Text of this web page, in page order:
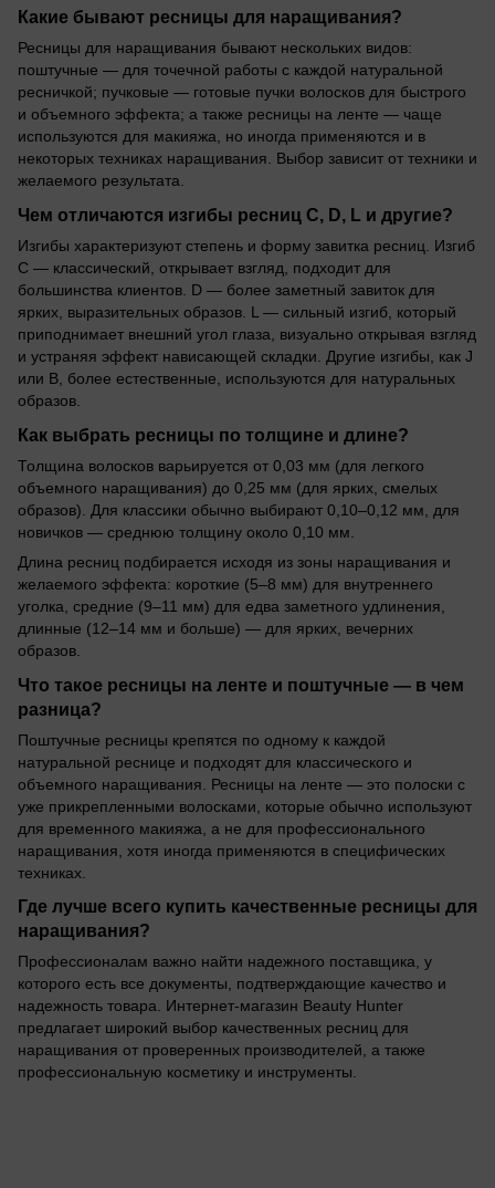
Какие бывают ресницы для наращивания?
Ресницы для наращивания бывают нескольких видов:
поштучные — для точечной работы с каждой натуральной
ресничкой; пучковые — готовые пучки волосков для быстрого
и объемного эффекта; а также ресницы на ленте — чаще
используются для макияжа, но иногда применяются и в
некоторых техниках наращивания. Выбор зависит от техники и
желаемого результата.
Чем отличаются изгибы ресниц C, D, L и другие?
Изгибы характеризуют степень и форму завитка ресниц. Изгиб
C — классический, открывает взгляд, подходит для
большинства клиентов. D — более заметный завиток для
ярких, выразительных образов. L — сильный изгиб, который
приподнимает внешний угол глаза, визуально открывая взгляд
и устраняя эффект нависающей складки. Другие изгибы, как J
или B, более естественные, используются для натуральных
образов.
Как выбрать ресницы по толщине и длине?
Толщина волосков варьируется от 0,03 мм (для легкого
объемного наращивания) до 0,25 мм (для ярких, смелых
образов). Для классики обычно выбирают 0,10–0,12 мм, для
новичков — среднюю толщину около 0,10 мм.
Длина ресниц подбирается исходя из зоны наращивания и
желаемого эффекта: короткие (5–8 мм) для внутреннего
уголка, средние (9–11 мм) для едва заметного удлинения,
длинные (12–14 мм и больше) — для ярких, вечерних
образов.
Что такое ресницы на ленте и поштучные — в чем
разница?
Поштучные ресницы крепятся по одному к каждой
натуральной реснице и подходят для классического и
объемного наращивания. Ресницы на ленте — это полоски с
уже прикрепленными волосками, которые обычно используют
для временного макияжа, а не для профессионального
наращивания, хотя иногда применяются в специфических
техниках.
Где лучше всего купить качественные ресницы для
наращивания?
Профессионалам важно найти надежного поставщика, у
которого есть все документы, подтверждающие качество и
надежность товара. Интернет-магазин Beauty Hunter
предлагает широкий выбор качественных ресниц для
наращивания от проверенных производителей, а также
профессиональную косметику и инструменты.